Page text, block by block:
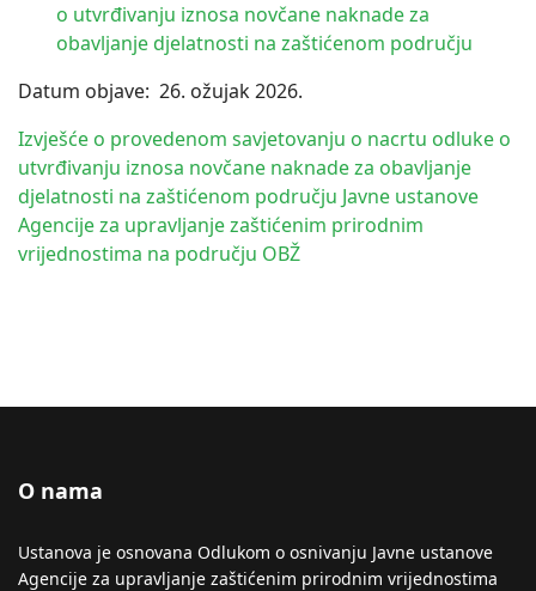
o utvrđivanju iznosa novčane naknade za
obavljanje djelatnosti na zaštićenom području
Datum objave: 26. ožujak 2026.
Izvješće o provedenom savjetovanju o nacrtu odluke o
utvrđivanju iznosa novčane naknade za obavljanje
djelatnosti na zaštićenom području Javne ustanove
Agencije za upravljanje zaštićenim prirodnim
vrijednostima na području OBŽ
O nama
Ustanova je osnovana Odlukom o osnivanju Javne ustanove
Agencije za upravljanje zaštićenim prirodnim vrijednostima